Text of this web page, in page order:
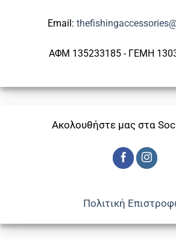
Email:
ΑΦΜ 135233185 - ΓΕΜΗ
Ακολουθήστε μας στα
Πολιτική